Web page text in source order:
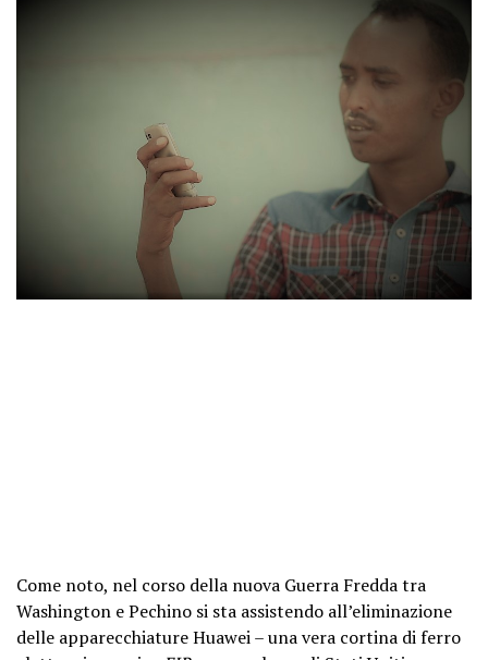
Come noto, nel corso della nuova Guerra Fredda tra
Washington e Pechino si sta assistendo all’eliminazione
delle apparecchiature Huawei – una vera cortina di ferro